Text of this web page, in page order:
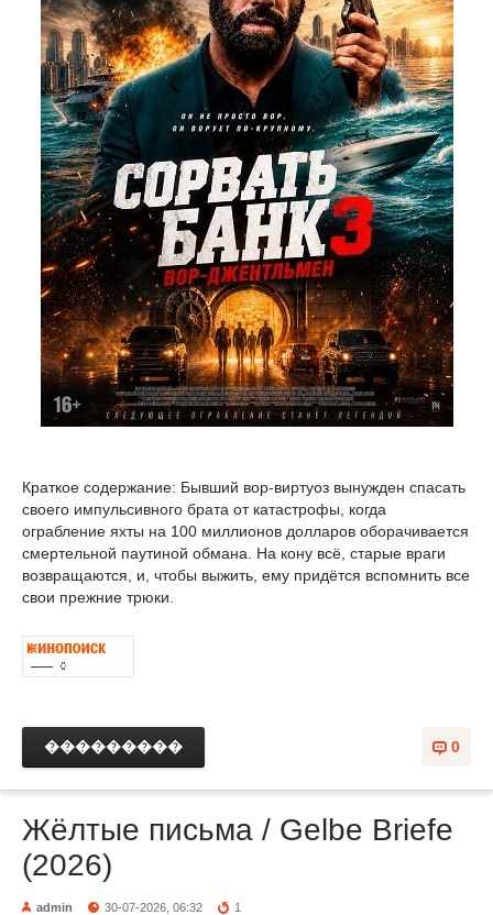
Краткое содержание: Бывший вор-виртуоз вынужден спасать
своего импульсивного брата от катастрофы, когда
ограбление яхты на 100 миллионов долларов оборачивается
смертельной паутиной обмана. На кону всё, старые враги
возвращаются, и, чтобы выжить, ему придётся вспомнить все
свои прежние трюки.
0
���������
Жёлтые письма / Gelbe Briefe
(2026)
admin 30-07-2026, 06:32 1